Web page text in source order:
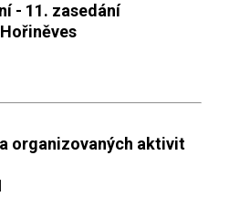
- 11. zasedání
organizovaných aktivit